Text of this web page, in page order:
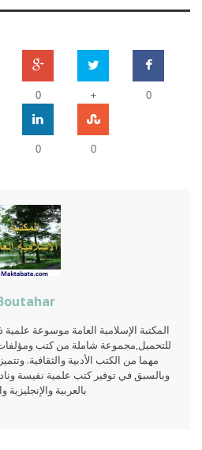
0
+
0
0
0
المكتبة الإسلامية العامة موسوعة
للتحميل,مجموعة شاملة من كتب
مهما من الكتب الأدبية والثقافية.
وبالسبق في توفير كتب علمية نفيسة
بالعربية والإنجليزية